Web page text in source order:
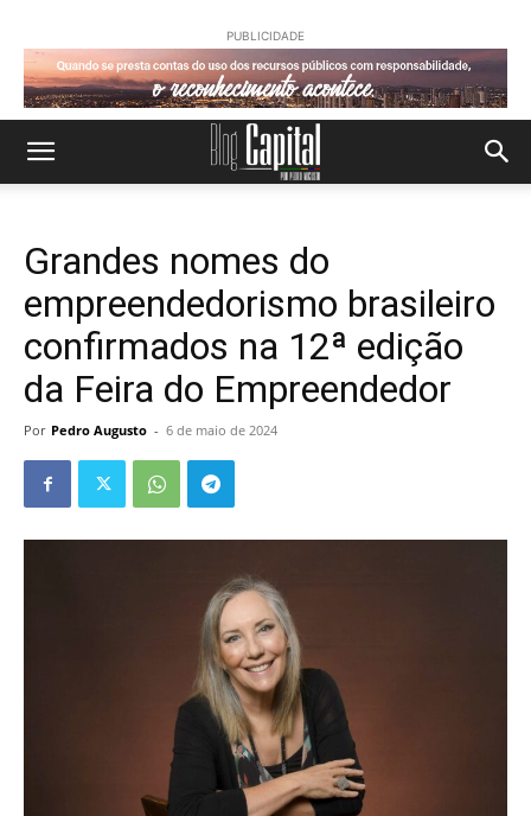
PUBLICIDADE
Grandes nomes do
empreendedorismo brasileiro
confirmados na 12ª edição
da Feira do Empreendedor
Por Pedro Augusto - 6 de maio de 2024